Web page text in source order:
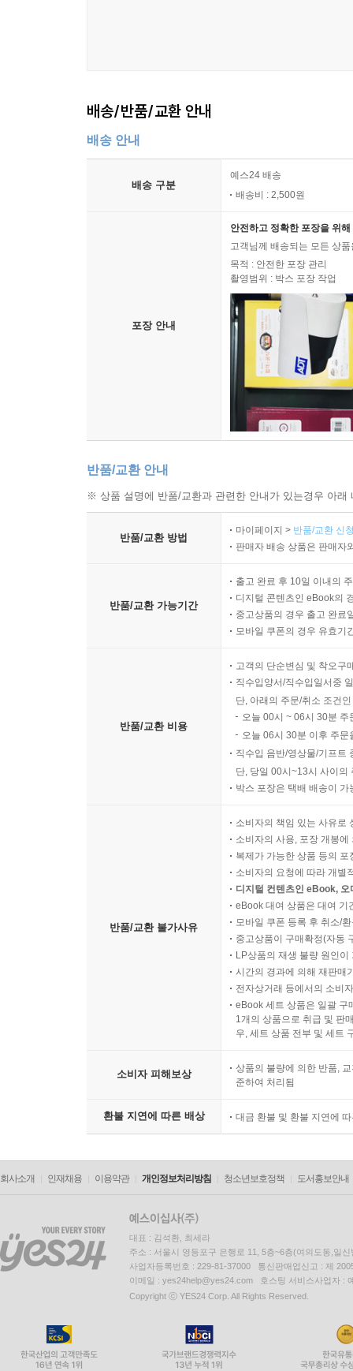
배송/반품/교환 안내
배송 안내
배송 구분
예스24 배송
배송비 : 2,500원
포장 안내
안전하고 정확한 포장을 위
고객님께 배송되는 모든 상
목적 : 안전한 포장 관리
촬영범위 : 박스 포장 작업
반품/교환 안내
※ 상품 설명에 반품/교환과 관련한 안내가 있는경우 아
반품/교환 방법
마이페이지 > 반품/교환 신
판매자 배송 상품은 판매자
반품/교환 가능기간
출고 완료 후 10일 이내의
디지털 콘텐츠인 eBook의
중고상품의 경우 출고 완료
모바일 쿠폰의 경우 유효기
반품/교환 비용
고객의 단순변심 및 착오구
직수입양서/직수입일서중
단, 아래의 주문/취소 조건
오늘 00시 ~ 06시 30분
오늘 06시 30분 이후 주
직수입 음반/영상물/기프트
단, 당일 00시~13시 사이의
박스 포장은 택배 배송이
반품/교환 불가사유
소비자의 책임 있는 사유로
소비자의 사용, 포장 개봉
복제가 가능한 상품 등의
소비자의 요청에 따라 개별
디지털 컨텐츠인 eBook,
eBook 대여 상품은 대여 기
모바일 쿠폰 등록 후 취소/
중고상품이 구매확정(자동
LP상품의 재생 불량 원인
시간의 경과에 의해 재판매
전자상거래 등에서의 소비
eBook 세트 상품은 일괄 구
1개의 상품으로 취급 및 판
우, 세트 상품 전부 및 세트
소비자 피해보상
상품의 불량에 의한 반품,
준하여 처리됨
환불 지연에 따른 배상 대금 환불 및 환불 지연에
회사소개 인재채용 이용약관 개인정보처리방침 청소년보호정책 도서홍보안내
대표 : 김석환, 최세라
주소 : 서울시 영등포구 은행로 11, 5층~6층(여의도동,일신
사업자등록번호 : 229-81-37000 통신판매업신고 : 제
이메일 : yes24help@yes24.com 호스팅 서비스사업자 :
Copyright ⓒ YES24 Corp. All Rights Reserved.